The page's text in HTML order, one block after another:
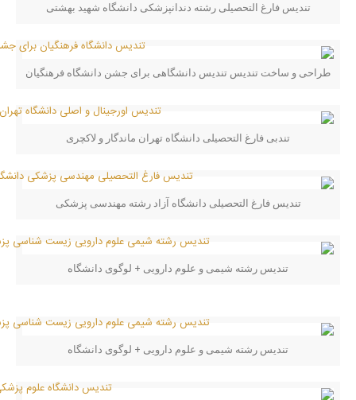
تندیس فارغ التحصیلی رشته دندانپزشکی دانشگاه شهید بهشتی
طراحی و ساخت تندیس تندیس دانشگاهی برای جشن دانشگاه فرهنگیان
تندبی فارغ التحصیلی دانشگاه تهران ماندگار و لاکچری
تندیس فارغ التحصیلی دانشگاه آزاد رشته مهندسی پزشکی
تندیس رشته شیمی و علوم دارویی + لوگوی دانشگاه
تندیس رشته شیمی و علوم دارویی + لوگوی دانشگاه